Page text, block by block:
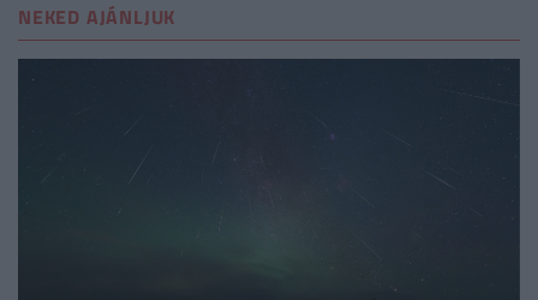
NEKED AJÁNLJUK